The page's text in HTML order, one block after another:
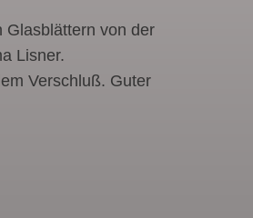
Glasblättern von der
Lisner.
Verschluß. Guter